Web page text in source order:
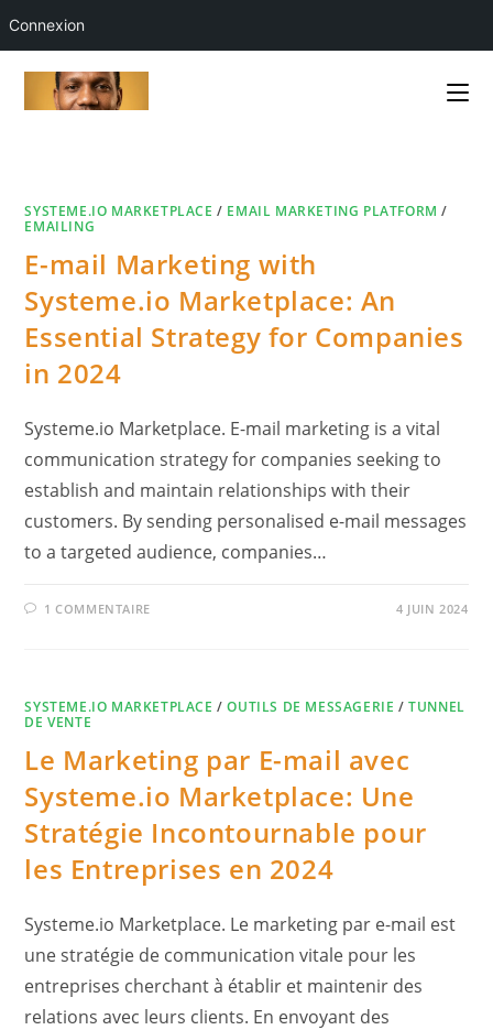
Connexion
SYSTEME.IO MARKETPLACE / EMAIL MARKETING PLATFORM /
EMAILING
E-mail Marketing with
Systeme.io Marketplace: An
Essential Strategy for Companies
in 2024
Systeme.io Marketplace. E-mail marketing is a vital
communication strategy for companies seeking to
establish and maintain relationships with their
customers. By sending personalised e-mail messages
to a targeted audience, companies…
1 COMMENTAIRE 4 JUIN 2024
SYSTEME.IO MARKETPLACE /OUTILS DE MESSAGERIE /TUNNEL
DE VENTE
Le Marketing par E-mail avec
Systeme.io Marketplace: Une
Stratégie Incontournable pour
les Entreprises en 2024
Systeme.io Marketplace. Le marketing par e-mail est
une stratégie de communication vitale pour les
entreprises cherchant à établir et maintenir des
relations avec leurs clients. En envoyant des